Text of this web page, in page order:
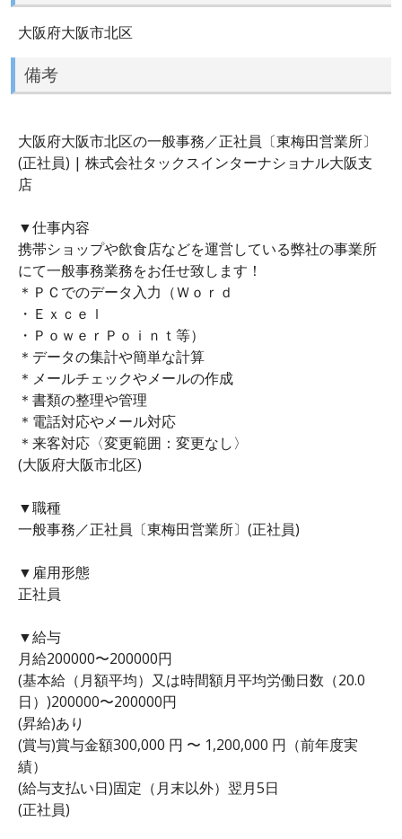
大阪府大阪市北区
備考
大阪府大阪市北区の一般事務／正社員〔東梅田営業所〕
(正社員) | 株式会社タックスインターナショナル大阪支
店
▼仕事内容
携帯ショップや飲食店などを運営している弊社の事業所
にて一般事務業務をお任せ致します！
＊ＰＣでのデータ入力（Ｗｏｒｄ
・Ｅｘｃｅｌ
・ＰｏｗｅｒＰｏｉｎｔ等）
＊データの集計や簡単な計算
＊メールチェックやメールの作成
＊書類の整理や管理
＊電話対応やメール対応
＊来客対応〈変更範囲：変更なし〉
(大阪府大阪市北区)
▼職種
一般事務／正社員〔東梅田営業所〕(正社員)
▼雇用形態
正社員
▼給与
月給200000〜200000円
(基本給（月額平均）又は時間額月平均労働日数（20.0
日）)200000〜200000円
(昇給)あり
(賞与)賞与金額300,000 円 〜 1,200,000 円（前年度実
績）
(給与支払い日)固定（月末以外）翌月5日
(正社員)